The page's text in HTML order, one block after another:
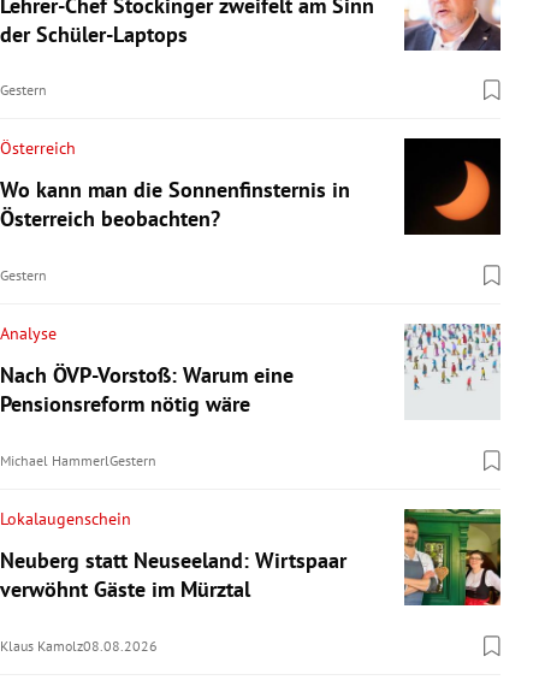
der Schüler-Laptops
Gestern
Österreich
Wo kann man die Sonnenfinsternis in
Österreich beobachten?
Gestern
Analyse
Nach ÖVP-Vorstoß: Warum eine
Pensionsreform nötig wäre
Michael HammerlGestern
Lokalaugenschein
Neuberg statt Neuseeland: Wirtspaar
verwöhnt Gäste im Mürztal
Klaus Kamolz08.08.2026